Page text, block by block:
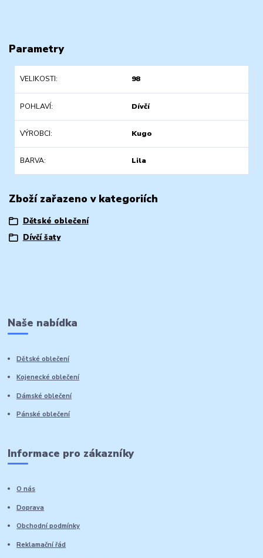
Parametry
VELIKOSTI 98
POHLAVÍ Dívčí
VÝROBCI Kugo
BARVA Lila
Zboží zařazeno v kategoriích
Dětské oblečení
Dívčí šaty
Naše nabídka
Dětské oblečení
Kojenecké oblečení
Dámské oblečení
Pánské oblečení
Informace pro zákazníky
O nás
Doprava
Obchodní podmínky
Reklamační řád